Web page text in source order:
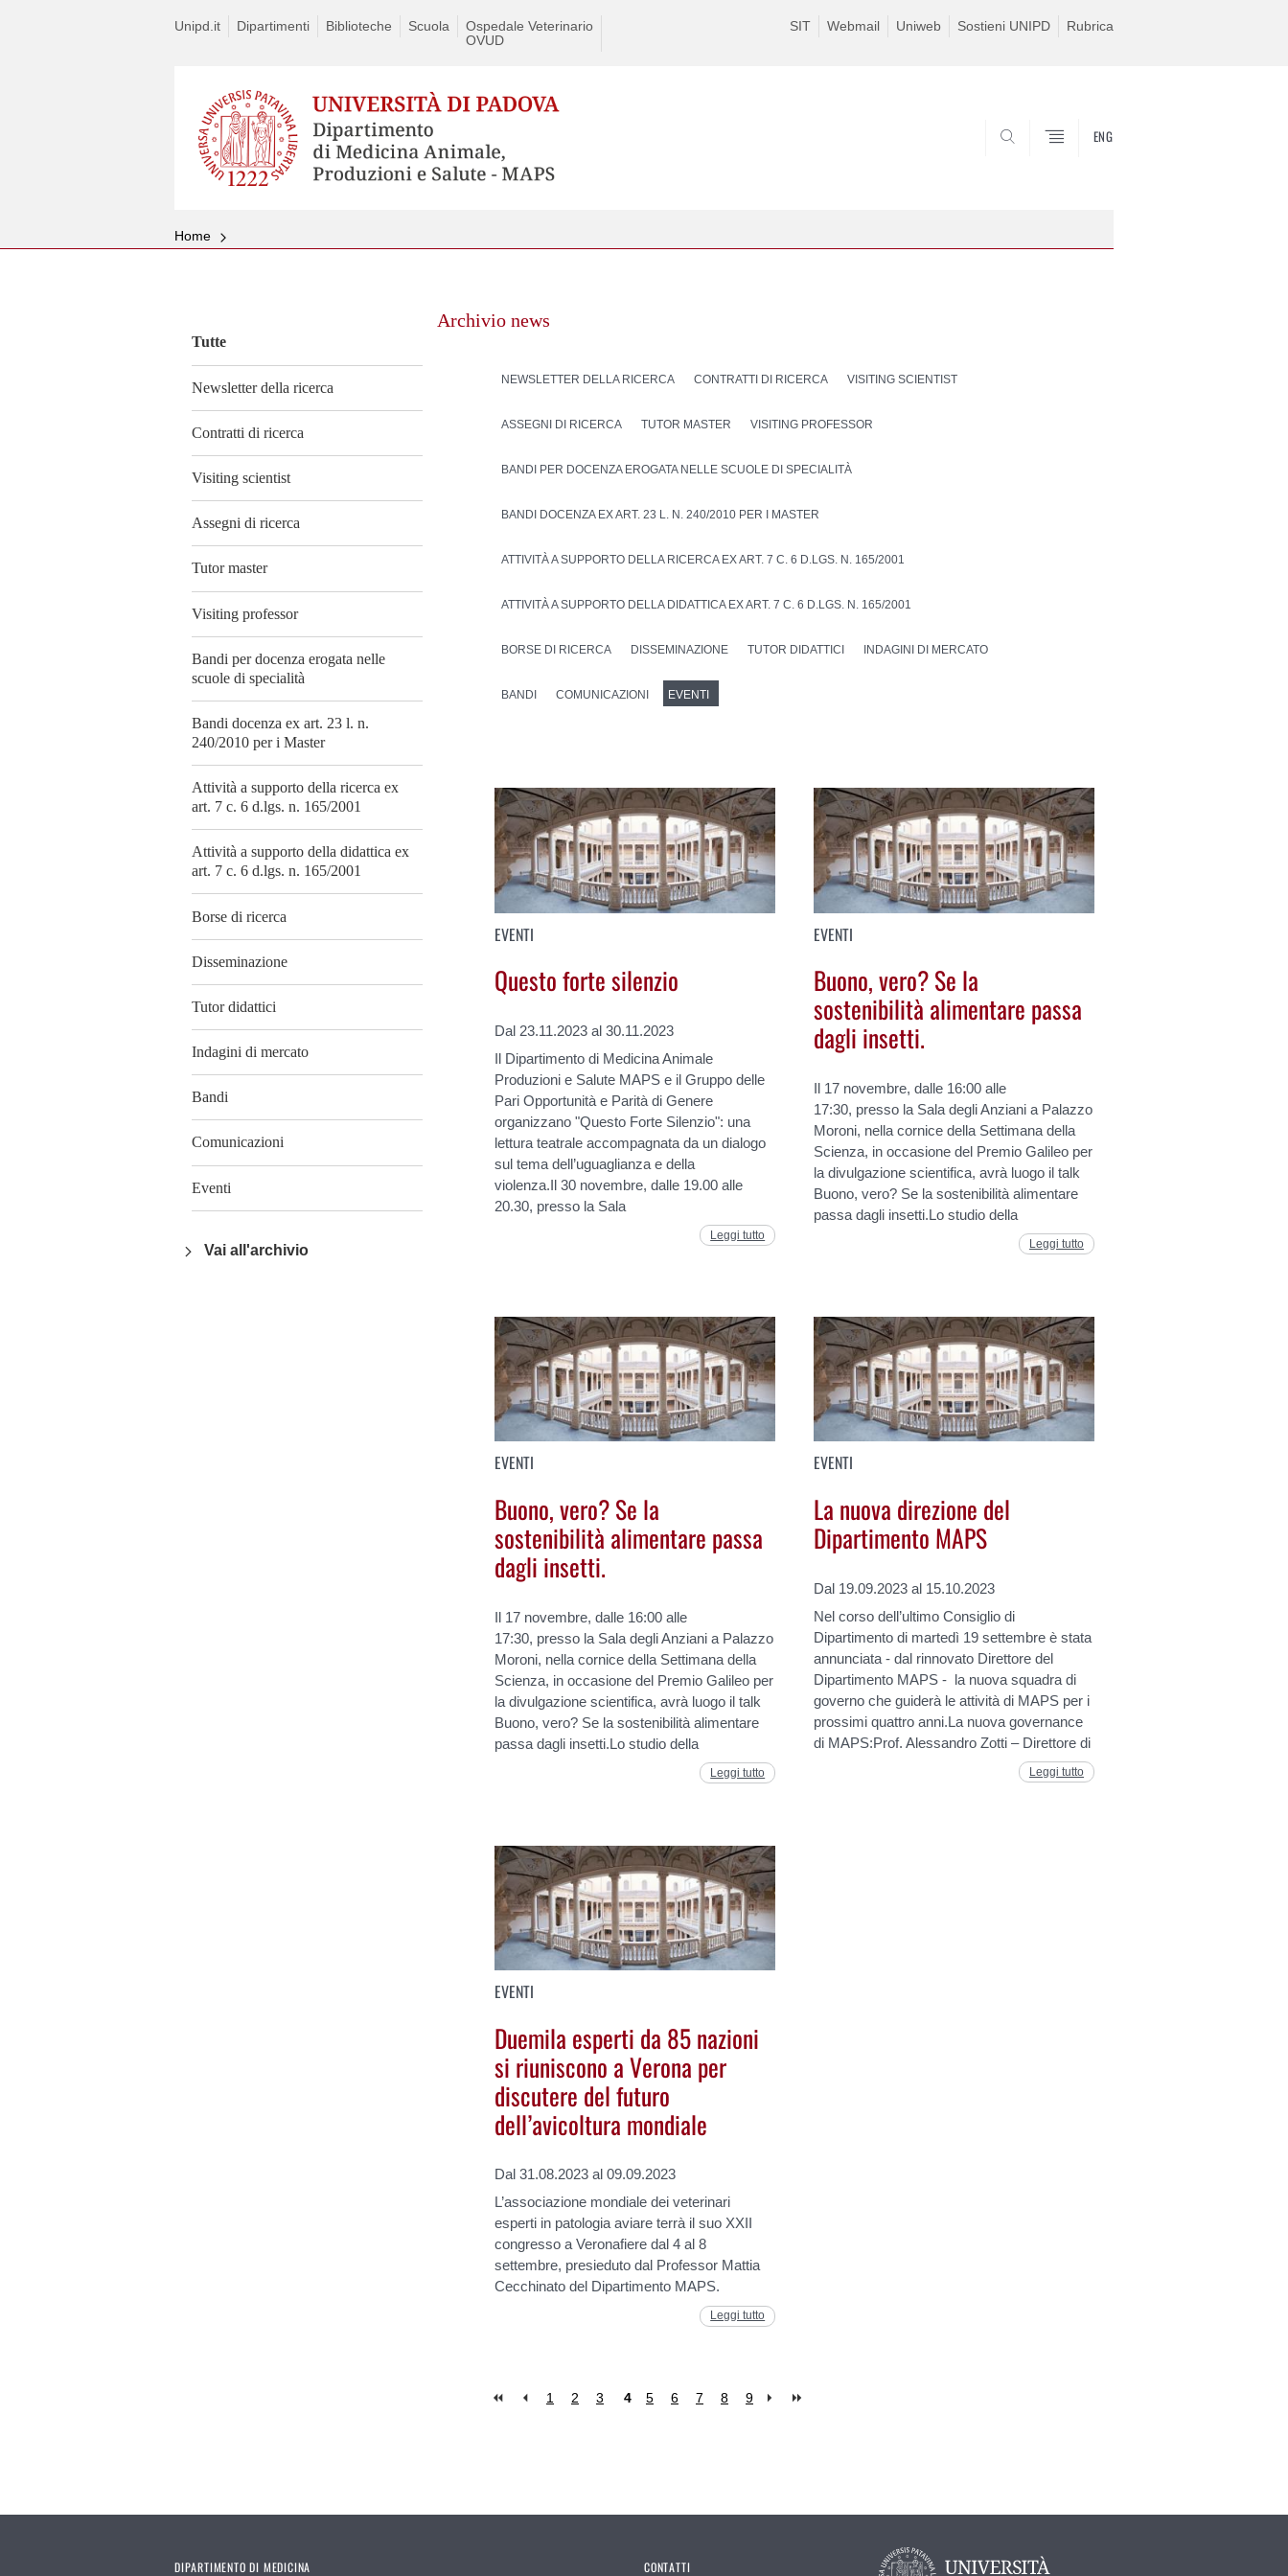
Unipd.it Dipartimenti Biblioteche Scuola
Ospedale Veterinario
OVUD
SIT Webmail Uniweb Sostieni UNIPD Rubrica
ENG
Home
Tutte
Newsletter della ricerca
Contratti di ricerca
Visiting scientist
Assegni di ricerca
Tutor master
Visiting professor
Bandi per docenza erogata nelle
scuole di specialità
Bandi docenza ex art. 23 l. n.
240/2010 per i Master
Attività a supporto della ricerca ex
art. 7 c. 6 d.lgs. n. 165/2001
Attività a supporto della didattica ex
art. 7 c. 6 d.lgs. n. 165/2001
Borse di ricerca
Disseminazione
Tutor didattici
Indagini di mercato
Bandi
Comunicazioni
Eventi
Vai all'archivio
Archivio news
NEWSLETTER DELLA RICERCA CONTRATTI DI RICERCA VISITING SCIENTIST
ASSEGNI DI RICERCA TUTOR MASTER VISITING PROFESSOR
BANDI PER DOCENZA EROGATA NELLE SCUOLE DI SPECIALITÀ
BANDI DOCENZA EX ART. 23 L. N. 240/2010 PER I MASTER
ATTIVITÀ A SUPPORTO DELLA RICERCA EX ART. 7 C. 6 D.LGS. N. 165/2001
ATTIVITÀ A SUPPORTO DELLA DIDATTICA EX ART. 7 C. 6 D.LGS. N. 165/2001
BORSE DI RICERCA DISSEMINAZIONE TUTOR DIDATTICI INDAGINI DI MERCATO
BANDI COMUNICAZIONI EVENTI
EVENTI
Questo forte silenzio
Dal 23.11.2023 al 30.11.2023
Il Dipartimento di Medicina Animale
Produzioni e Salute MAPS e il Gruppo delle
Pari Opportunità e Parità di Genere
organizzano "Questo Forte Silenzio": una
lettura teatrale accompagnata da un dialogo
sul tema dell’uguaglianza e della
violenza.Il 30 novembre, dalle 19.00 alle
20.30, presso la Sala
Leggi tutto
EVENTI
Buono, vero? Se la
sostenibilità alimentare passa
dagli insetti.
Il 17 novembre, dalle 16:00 alle
17:30, presso la Sala degli Anziani a Palazzo
Moroni, nella cornice della Settimana della
Scienza, in occasione del Premio Galileo per
la divulgazione scientifica, avrà luogo il talk
Buono, vero? Se la sostenibilità alimentare
passa dagli insetti.Lo studio della
Leggi tutto
EVENTI
Buono, vero? Se la
sostenibilità alimentare passa
dagli insetti.
Il 17 novembre, dalle 16:00 alle
17:30, presso la Sala degli Anziani a Palazzo
Moroni, nella cornice della Settimana della
Scienza, in occasione del Premio Galileo per
la divulgazione scientifica, avrà luogo il talk
Buono, vero? Se la sostenibilità alimentare
passa dagli insetti.Lo studio della
Leggi tutto
EVENTI
La nuova direzione del
Dipartimento MAPS
Dal 19.09.2023 al 15.10.2023
Nel corso dell’ultimo Consiglio di
Dipartimento di martedì 19 settembre è stata
annunciata - dal rinnovato Direttore del
Dipartimento MAPS - la nuova squadra di
governo che guiderà le attività di MAPS per i
prossimi quattro anni.La nuova governance
di MAPS:Prof. Alessandro Zotti – Direttore di
Leggi tutto
EVENTI
Duemila esperti da 85 nazioni
si riuniscono a Verona per
discutere del futuro
dell’avicoltura mondiale
Dal 31.08.2023 al 09.09.2023
L’associazione mondiale dei veterinari
esperti in patologia aviare terrà il suo XXII
congresso a Veronafiere dal 4 al 8
settembre, presieduto dal Professor Mattia
Cecchinato del Dipartimento MAPS.
Leggi tutto
1 2 3 4 5 6 7 8 9
DIPARTIMENTO DI MEDICINA CONTATTI